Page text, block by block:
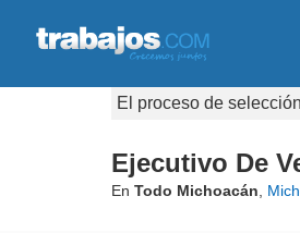
El proceso de
Ejecutivo De
En Todo Michoacán